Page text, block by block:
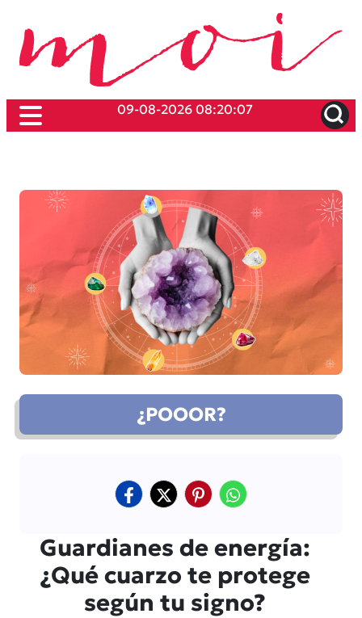
09-08-2026 08:20:07
¿POOOR?
Guardianes de energía:
¿Qué cuarzo te protege
según tu signo?